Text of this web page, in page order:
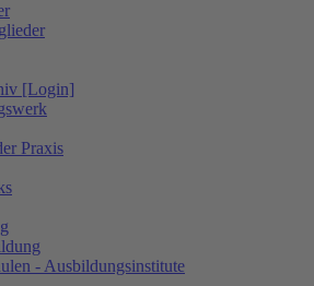
[Login]
Praxis
- Ausbildungsinstitute